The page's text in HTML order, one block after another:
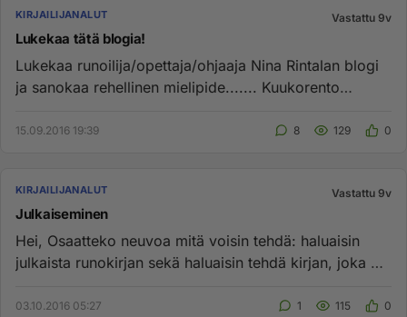
KIRJAILIJANALUT Vastattu 9v
Lukekaa tätä blogia!
Lukekaa runoilija/opettaja/ohjaaja Nina Rintalan blogi
ja sanokaa rehellinen mielipide....... Kuukorento
15.09.2016 19:39 8 129 0
KIRJAILIJANALUT Vastattu 9v
Julkaiseminen
Hei, Osaatteko neuvoa mitä voisin tehdä: haluaisin
julkaista runokirjan sekä haluaisin tehdä kirjan, joka on
03.10.2016 05:27 1 115 0